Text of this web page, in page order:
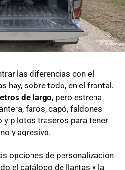
las diferencias con el
hay, sobre todo, en el frontal.
de largo, pero estrena
faros, capó, faldones
y pilotos traseros para tener
y agresivo.
opciones de personalización
el catálogo de llantas y la